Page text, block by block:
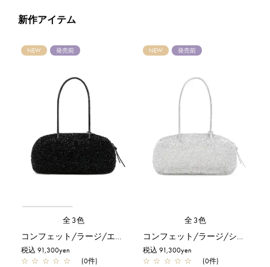
新作アイテム
NEW 発売前
全3色
コンフェット/ラージ/エナメルブラック
税込 91,300yen
☆ ☆ ☆ ☆ ☆ (0件)
NEW 発売前
全3色
コンフェット/ラージ/シルバー
税込 91,300yen
☆ ☆ ☆ ☆ ☆ (0件)